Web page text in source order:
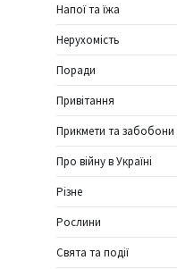
Напої та їжа
Нерухомість
Поради
Привітання
Прикмети та забобони
Про війну в Україні
Різне
Рослини
Свята та події